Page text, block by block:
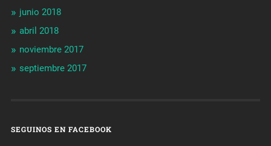
junio 2018
abril 2018
noviembre 2017
septiembre 2017
SEGUINOS EN FACEBOOK